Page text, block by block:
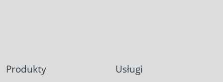
Produkty Usługi